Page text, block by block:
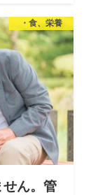
「資格を活か
・食、栄養
せん。管